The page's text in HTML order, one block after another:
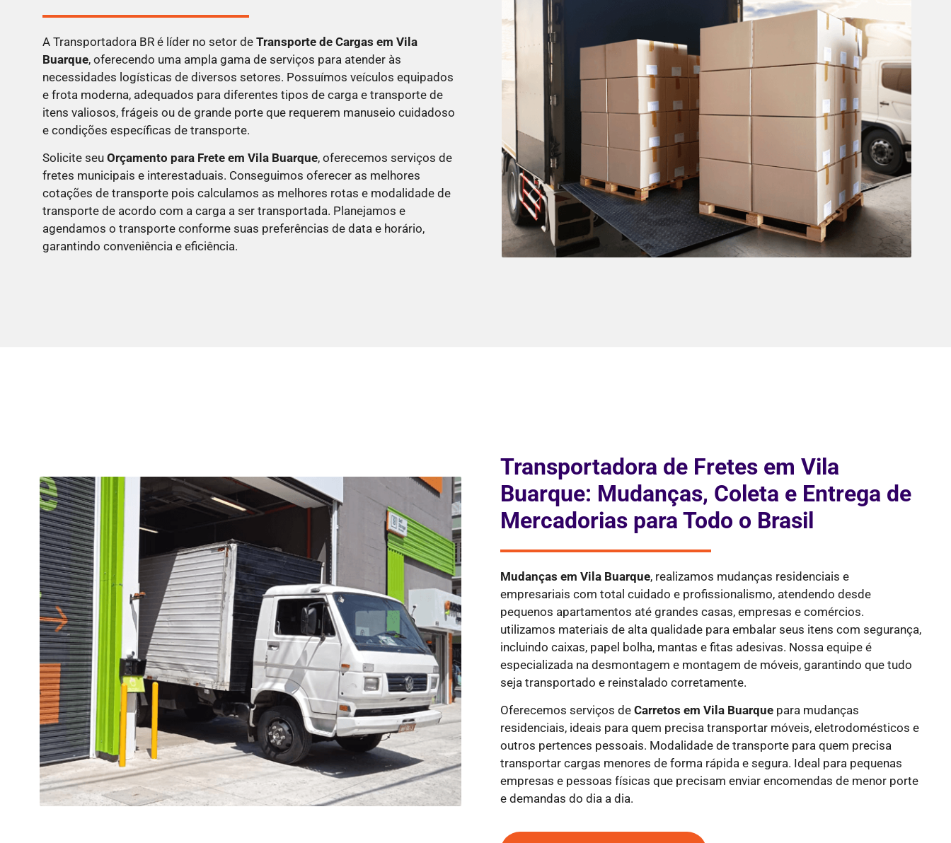
A Transportadora BR é líder no setor de Transporte de Cargas em Vila
Buarque, oferecendo uma ampla gama de serviços para atender às
necessidades logísticas de diversos setores. Possuímos veículos equipados
e frota moderna, adequados para diferentes tipos de carga e transporte de
itens valiosos, frágeis ou de grande porte que requerem manuseio cuidadoso
e condições específicas de transporte.
Solicite seu Orçamento para Frete em Vila Buarque, oferecemos serviços de
fretes municipais e interestaduais. Conseguimos oferecer as melhores
cotações de transporte pois calculamos as melhores rotas e modalidade de
transporte de acordo com a carga a ser transportada. Planejamos e
agendamos o transporte conforme suas preferências de data e horário,
garantindo conveniência e eficiência.
Transportadora de Fretes em Vila
Buarque: Mudanças, Coleta e Entrega de
Mercadorias para Todo o Brasil
Mudanças emVila Buarque, realizamos mudanças residenciais e
empresariais com total cuidado e profissionalismo, atendendo desde
pequenos apartamentos até grandes casas, empresas e comércios.
utilizamos materiais de alta qualidade para embalar seus itens com segurança,
incluindo caixas, papel bolha, mantas e fitas adesivas. Nossa equipe é
especializada na desmontagem e montagem de móveis, garantindo que tudo
seja transportado e reinstalado corretamente.
Oferecemos serviços deCarretos em Vila Buarque para mudanças
residenciais, ideais para quem precisa transportar móveis, eletrodomésticos e
outros pertences pessoais. Modalidade de transporte para quem precisa
transportar cargas menores de forma rápida e segura. Ideal para pequenas
empresas e pessoas físicas que precisam enviar encomendas de menor porte
e demandas do dia a dia.